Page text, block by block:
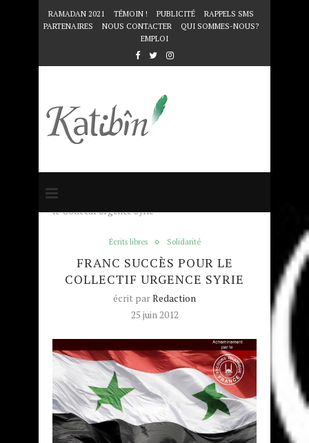
RAMADAN 2021 TÉMOIN ! PUBLICITÉ
RAPPELS SMS
PARTENAIRES
NOUS CONTACTER
QUI SOMMES-NOUS?
EMPLOI
Accueil
le Collectif Urgence Syrie
Écrits libres Solidarité
FRANC SUCCÈS POUR LE
COLLECTIF URGENCE SYRIE
écrit parRedaction
25 juin 2012